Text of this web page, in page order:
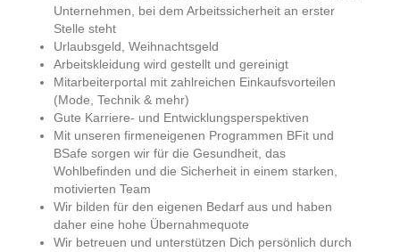
Unternehmen, bei dem Arbeitssicherheit an erster
Stelle steht
Urlaubsgeld, Weihnachtsgeld
Arbeitskleidung wird gestellt und gereinigt
Mitarbeiterportal mit zahlreichen Einkaufsvorteilen
(Mode, Technik & mehr)
Gute Karriere- und Entwicklungsperspektiven
Mit unseren firmeneigenen Programmen BFit und
BSafe sorgen wir für die Gesundheit, das
Wohlbefinden und die Sicherheit in einem starken,
motivierten Team
Wir bilden für den eigenen Bedarf aus und haben
daher eine hohe Übernahmequote
Wir betreuen und unterstützen Dich persönlich durch